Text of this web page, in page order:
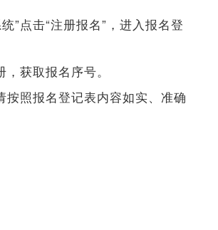
”点击“注册报名”，进入报名登
获取报名序号。
照报名登记表内容如实、准确